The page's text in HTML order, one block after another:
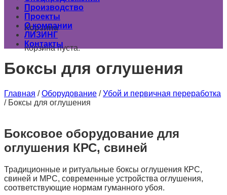
0
Корзина
Корзина пуста.
Производство
Проекты
О компании
ЛИЗИНГ
Контакты
Боксы для оглушения
Главная / Оборудование / Убой и первичная переработка
/Боксы для оглушения
Боксовое оборудование для
оглушения КРС, свиней
Традиционные и ритуальные боксы оглушения КРС,
свиней и МРС, современные устройства оглушения,
соответствующие нормам гуманного убоя.